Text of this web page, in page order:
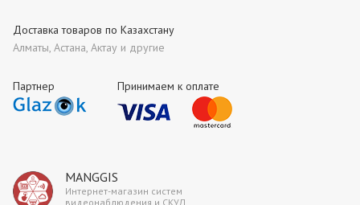
MANGGIS
Интернет-магазин систем
видеонаблюдения и СКУД
Партнер Принимаем к оплате
Доставка товаров по Казахстану
Алматы, Астана, Актау и другие